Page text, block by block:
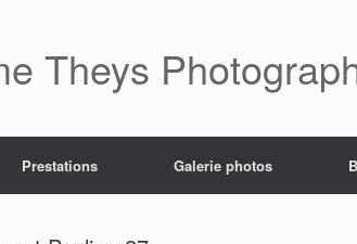
Theys
Prestations Galerie photos